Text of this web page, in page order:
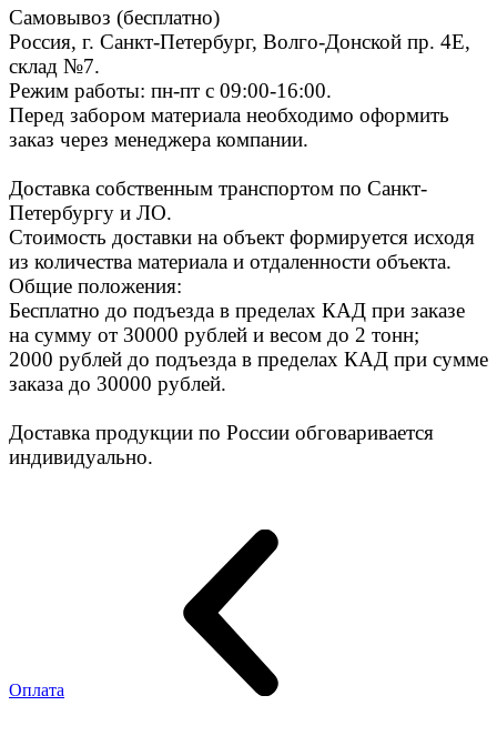
Самовывоз (бесплатно)
Россия, г. Санкт-Петербург, Волго-Донской пр. 4E,
склад №7.
Режим работы: пн-пт с 09:00-16:00.
Перед забором материала необходимо оформить
заказ через менеджера компании.
Доставка собственным транспортом по Санкт-
Петербургу и ЛО.
Стоимость доставки на объект формируется исходя
из количества материала и отдаленности объекта.
Общие положения:
Бесплатно до подъезда в пределах КАД при заказе
на сумму от 30000 рублей и весом до 2 тонн;
2000 рублей до подъезда в пределах КАД при сумме
заказа до 30000 рублей.
Доставка продукции по России обговаривается
индивидуально.
Оплата